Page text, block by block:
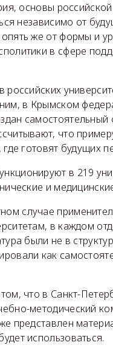
основы
независимо от
же от формы и
в сфере
в Крымском
самостоятельный
что
готовят будущих
в 219
и
случае
в каждом
были не в
как
что в Санкт-
методический
представлен
использоваться.